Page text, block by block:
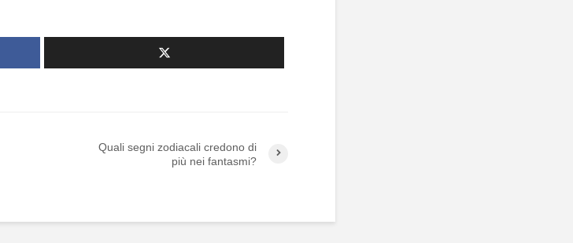
Quali segni zodiacali credono di
più nei fantasmi?